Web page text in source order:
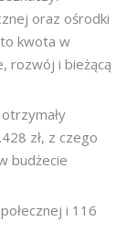
oraz ośrodki
kwota w
rozwój i bieżącą
zł, z czego
budżecie
i 116